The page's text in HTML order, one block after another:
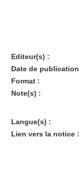
Editeur(s) :
Date de
Format :
Note(s) :
Langue(s) :
Lien vers la notice :